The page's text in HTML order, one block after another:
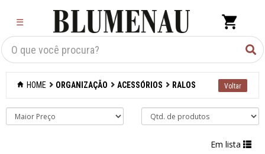
☰
Criar Lista×
Organização
Acessórios
Organizadores de
pia
HOME ORGANIZAÇÃO ACESSÓRIOS RALOS
Em lista